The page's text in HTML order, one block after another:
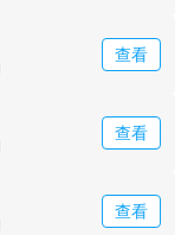
查看
查看
查看